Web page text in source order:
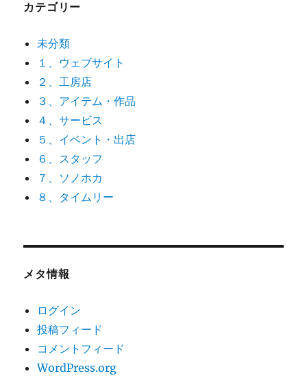
カテゴリー
未分類
１、ウェブサイト
２、工房店
３、アイテム・作品
４、サービス
５、イベント・出店
６、スタッフ
７、ソノホカ
８、タイムリー
メタ情報
ログイン
投稿フィード
コメントフィード
WordPress.org